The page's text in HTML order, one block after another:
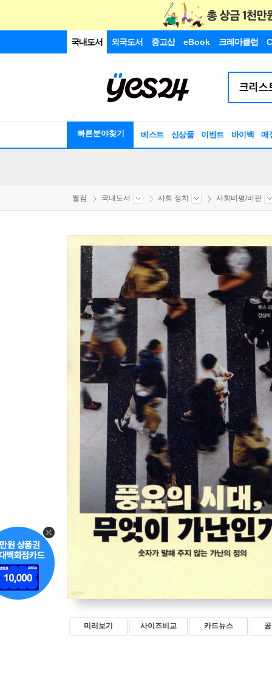
국내도서 외국도서 중고샵 eBook 크레마클럽
빠른분야찾기 베스트 신상품 이벤트 바이백 매
웰컴 국내도서 사회 정치 사회비평/비판
미리보기 사이즈비교 카드뉴스